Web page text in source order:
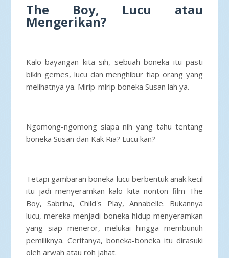
The Boy, Lucu atau
Mengerikan?
Kalo bayangan kita sih, sebuah boneka itu pasti
bikin gemes, lucu dan menghibur tiap orang yang
melihatnya ya. Mirip-mirip boneka Susan lah ya.
Ngomong-ngomong siapa nih yang tahu tentang
boneka Susan dan Kak Ria? Lucu kan?
Tetapi gambaran boneka lucu berbentuk anak kecil
itu jadi menyeramkan kalo kita nonton film The
Boy, Sabrina, Child's Play, Annabelle. Bukannya
lucu, mereka menjadi boneka hidup menyeramkan
yang siap meneror, melukai hingga membunuh
pemiliknya. Ceritanya, boneka-boneka itu dirasuki
oleh arwah atau roh jahat.